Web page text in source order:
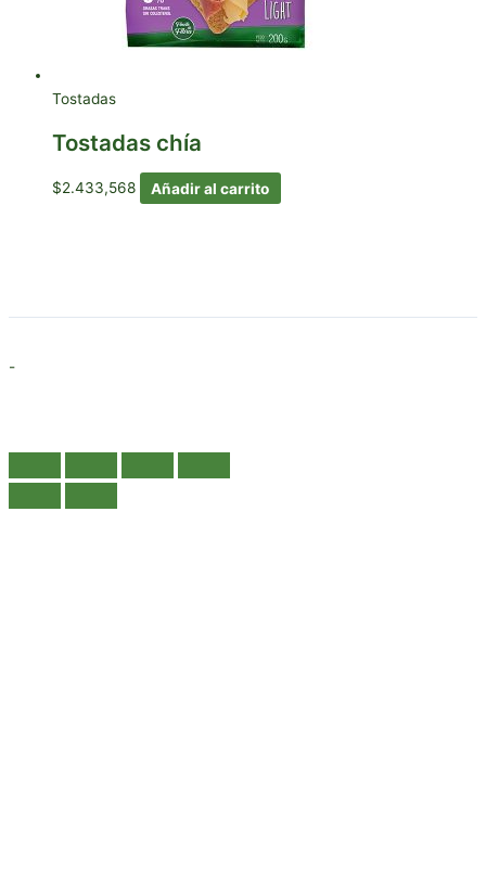
Tostadas
Tostadas chía
$2.433,568 Añadir al carrito
-